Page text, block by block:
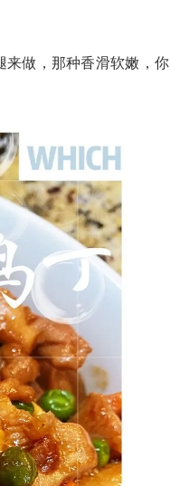
做，那种香滑软嫩，你